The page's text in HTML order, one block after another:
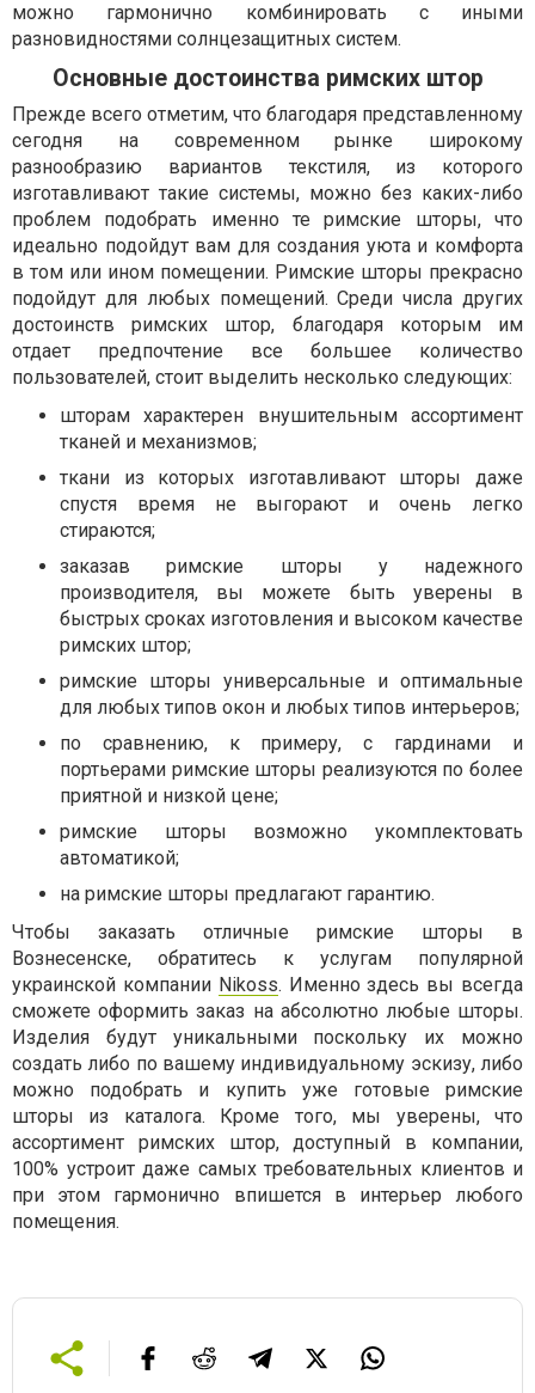
можно гармонично комбинировать с иными
разновидностями солнцезащитных систем.
Основные достоинства римских штор
Прежде всего отметим, что благодаря представленному
сегодня на современном рынке широкому
разнообразию вариантов текстиля, из которого
изготавливают такие системы, можно без каких-либо
проблем подобрать именно те римские шторы, что
идеально подойдут вам для создания уюта и комфорта
в том или ином помещении. Римские шторы прекрасно
подойдут для любых помещений. Среди числа других
достоинств римских штор, благодаря которым им
отдает предпочтение все большее количество
пользователей, стоит выделить несколько следующих:
шторам характерен внушительным ассортимент
тканей и механизмов;
ткани из которых изготавливают шторы даже
спустя время не выгорают и очень легко
стираются;
заказав римские шторы у надежного
производителя, вы можете быть уверены в
быстрых сроках изготовления и высоком качестве
римских штор;
римские шторы универсальные и оптимальные
для любых типов окон и любых типов интерьеров;
по сравнению, к примеру, с гардинами и
портьерами римские шторы реализуются по более
приятной и низкой цене;
римские шторы возможно укомплектовать
автоматикой;
на римские шторы предлагают гарантию.
Чтобы заказать отличные римские шторы в
Вознесенске, обратитесь к услугам популярной
украинской компании Nikoss. Именно здесь вы всегда
сможете оформить заказ на абсолютно любые шторы.
Изделия будут уникальными поскольку их можно
создать либо по вашему индивидуальному эскизу, либо
можно подобрать и купить уже готовые римские
шторы из каталога. Кроме того, мы уверены, что
ассортимент римских штор, доступный в компании,
100% устроит даже самых требовательных клиентов и
при этом гармонично впишется в интерьер любого
помещения.